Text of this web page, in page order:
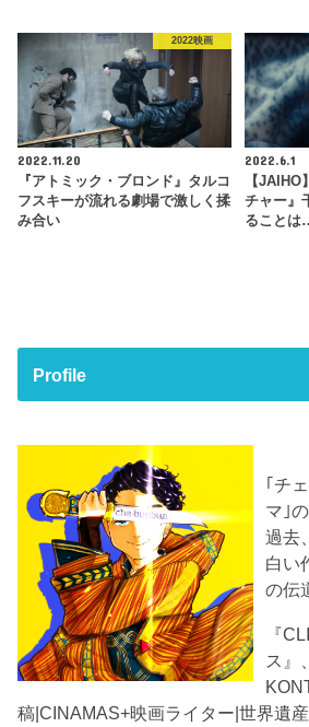
2022映画
2022.11.20
『アトミック・ブロンド』タルコ
フスキーが流れる劇場で激しく揉
み合い
2022.6.1
【
チャー』
ることは
Profile
｢チ
マ｣
過去
白い
の伝
『
ス』
稿|CINAMAS+映画ライター|世界遺